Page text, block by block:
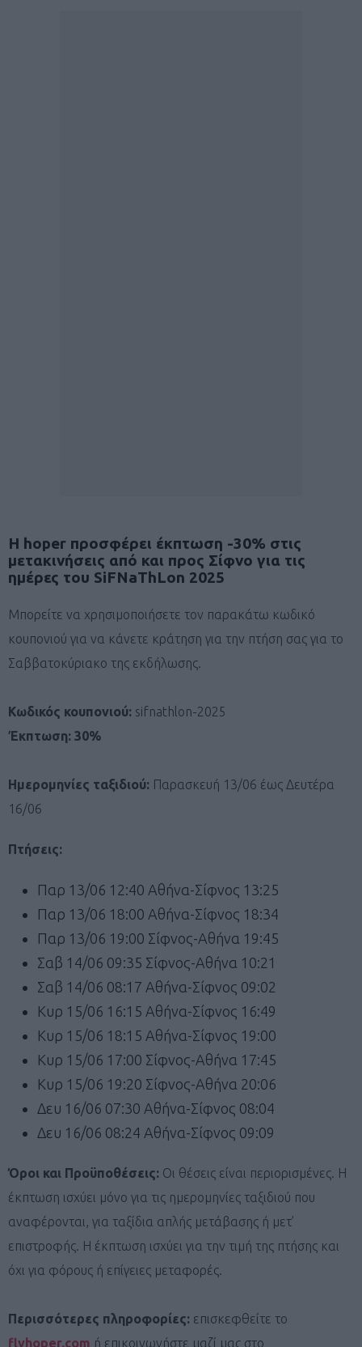
Η hoper προσφέρει έκπτωση -30% στις
μετακινήσεις από και προς Σίφνο για τις
ημέρες του SiFNaThLon 2025
Μπορείτε να χρησιμοποιήσετε τον παρακάτω κωδικό
κουπονιού για να κάνετε κράτηση για την πτήση σας για το
Σαββατοκύριακο της εκδήλωσης.
Κωδικός κουπονιού: sifnathlon-2025
Έκπτωση: 30%
Ημερομηνίες ταξιδιού: Παρασκευή 13/06 έως Δευτέρα
16/06
Πτήσεις:
Παρ 13/06 12:40 Αθήνα-Σίφνος 13:25
Παρ 13/06 18:00 Αθήνα-Σίφνος 18:34
Παρ 13/06 19:00 Σίφνος-Αθήνα 19:45
Σαβ 14/06 09:35 Σίφνος-Αθήνα 10:21
Σαβ 14/06 08:17 Αθήνα-Σίφνος 09:02
Κυρ 15/06 16:15 Αθήνα-Σίφνος 16:49
Κυρ 15/06 18:15 Αθήνα-Σίφνος 19:00
Κυρ 15/06 17:00 Σίφνος-Αθήνα 17:45
Κυρ 15/06 19:20 Σίφνος-Αθήνα 20:06
Δευ 16/06 07:30 Αθήνα-Σίφνος 08:04
Δευ 16/06 08:24 Αθήνα-Σίφνος 09:09
Όροι και Προϋποθέσεις: Οι θέσεις είναι περιορισμένες. Η
έκπτωση ισχύει μόνο για τις ημερομηνίες ταξιδιού που
αναφέρονται, για ταξίδια απλής μετάβασης ή μετ’
επιστροφής. Η έκπτωση ισχύει για την τιμή της πτήσης και
όχι για φόρους ή επίγειες μεταφορές.
Περισσότερες πληροφορίες: επισκεφθείτε το
flyhoper.com ή επικοινωνήστε μαζί μας στο